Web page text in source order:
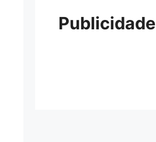
Publicidade